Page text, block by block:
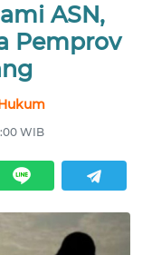
ASN,
Pemprov
WIB